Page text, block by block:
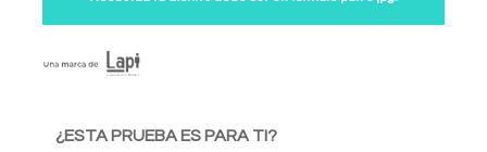
¿ESTA PRUEBA ES PARA TI?